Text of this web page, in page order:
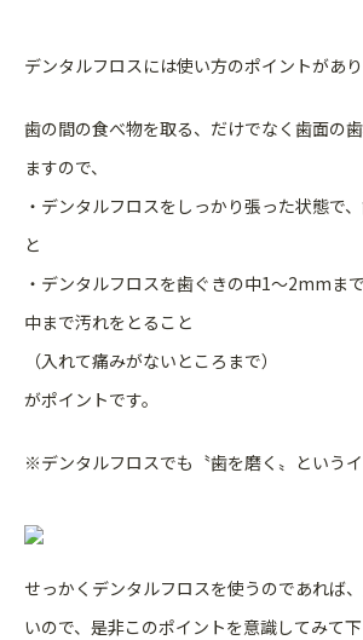
デンタルフロスには使い方のポイントがあり
歯の間の食べ物を取る、だけでなく歯面の
ますので、
・デンタルフロスをしっかり張った状態で
と
・デンタルフロスを歯ぐきの中1～2mmま
中まで汚れをとること
（入れて痛みがないところまで）
がポイントです。
※デンタルフロスでも〝歯を磨く〟というイ
せっかくデンタルフロスを使うのであれば
いので、是非このポイントを意識してみて